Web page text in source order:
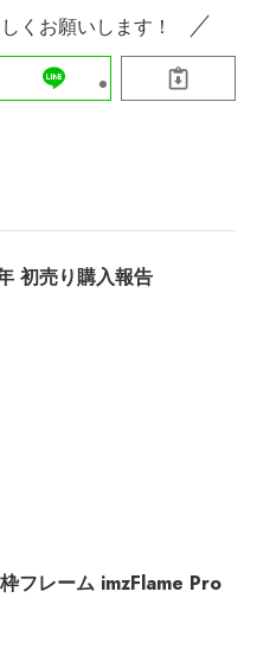
くお願いします！
初売り購入報告
フレーム imzFlame Pro